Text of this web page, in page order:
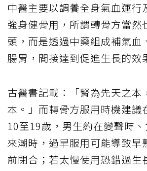
中醫主要以調養全身氣血運行
強身健骨用，所謂轉骨方當然
頭，而是透過中藥組成補氣血
腸胃，間接達到促進生長的效
古醫書記載：「腎為先天之本
本。」而轉骨方服用時機建議
10至19歲，男生約在變聲時
來潮時，過早服用可能導致早
前閉合；若太慢使用恐錯過生